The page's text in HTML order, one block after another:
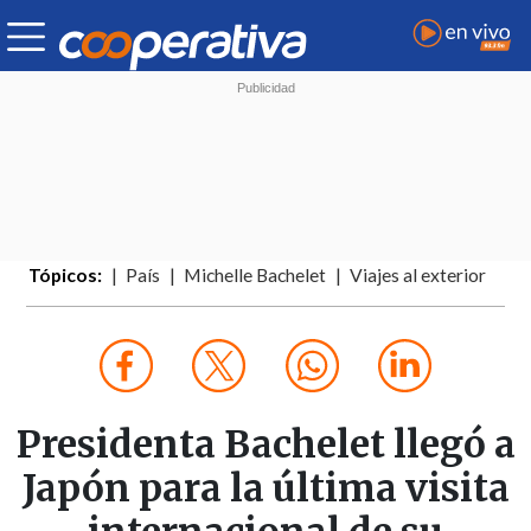
Tópicos: País Michelle Bachelet Viajes al exterior
Presidenta Bachelet llegó a
Japón para la última visita